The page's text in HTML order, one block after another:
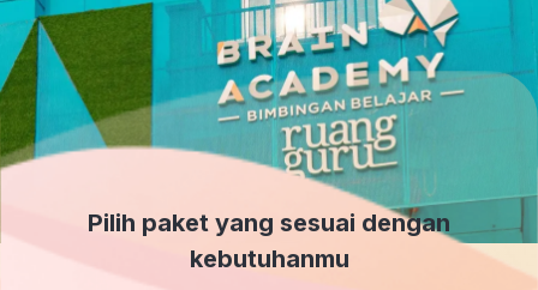
Pilih paket yang sesuai dengan
kebutuhanmu